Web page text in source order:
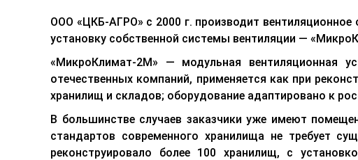
ООО «ЦКБ-АГРО» с 2000 г. производит
установку собственной системы вентиляции —
«МикроКлимат-2М» — модульная вентиляционная
отечественных компаний, применяется как при
хранилищ и складов; оборудование адаптировано к
В большинстве случаев заказчики уже имеют
стандартов современного хранилища не требует
реконструировало более 100 хранилищ, с